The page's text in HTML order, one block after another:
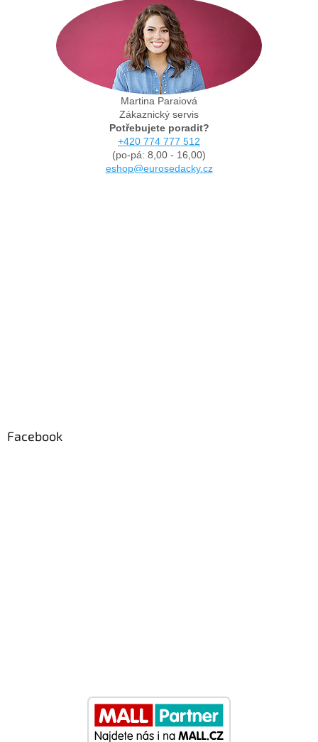
Martina Paraiová
Zákaznický servis
Potřebujete poradit?
+420 774 777 512
(po-pá: 8,00 - 16,00)
eshop@eurosedacky.cz
Facebook